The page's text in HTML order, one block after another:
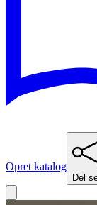
Opret katalog
Del